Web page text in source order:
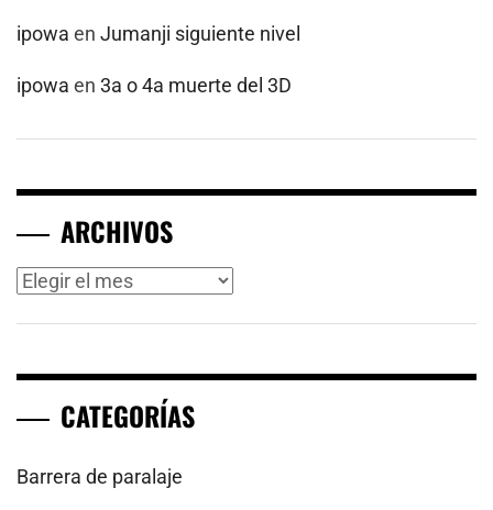
ipowa en Jumanji siguiente nivel
ipowa en 3a o 4a muerte del 3D
ARCHIVOS
Archivos
CATEGORÍAS
Barrera de paralaje